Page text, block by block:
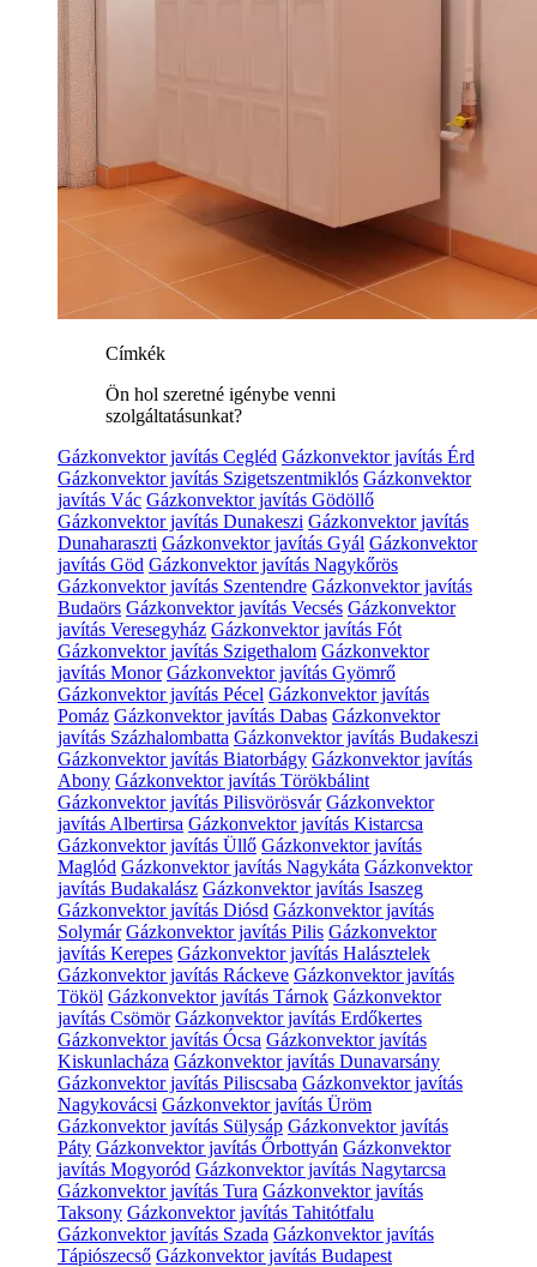
Címkék
Ön hol szeretné igénybe venni
szolgáltatásunkat?
Gázkonvektor javítás Cegléd Gázkonvektor javítás Érd
Gázkonvektor javítás Szigetszentmiklós Gázkonvektor
javítás Vác Gázkonvektor javítás Gödöllő
Gázkonvektor javítás Dunakeszi Gázkonvektor javítás
Dunaharaszti Gázkonvektor javítás Gyál Gázkonvektor
javítás Göd Gázkonvektor javítás Nagykőrös
Gázkonvektor javítás Szentendre Gázkonvektor javítás
Budaörs Gázkonvektor javítás Vecsés Gázkonvektor
javítás Veresegyház Gázkonvektor javítás Fót
Gázkonvektor javítás Szigethalom Gázkonvektor
javítás Monor Gázkonvektor javítás Gyömrő
Gázkonvektor javítás Pécel Gázkonvektor javítás
Pomáz Gázkonvektor javítás Dabas Gázkonvektor
javítás Százhalombatta Gázkonvektor javítás Budakeszi
Gázkonvektor javítás Biatorbágy Gázkonvektor javítás
Abony Gázkonvektor javítás Törökbálint
Gázkonvektor javítás Pilisvörösvár Gázkonvektor
javítás Albertirsa Gázkonvektor javítás Kistarcsa
Gázkonvektor javítás Üllő Gázkonvektor javítás
Maglód Gázkonvektor javítás Nagykáta Gázkonvektor
javítás Budakalász Gázkonvektor javítás Isaszeg
Gázkonvektor javítás Diósd Gázkonvektor javítás
Solymár Gázkonvektor javítás Pilis Gázkonvektor
javítás Kerepes Gázkonvektor javítás Halásztelek
Gázkonvektor javítás Ráckeve Gázkonvektor javítás
Tököl Gázkonvektor javítás Tárnok Gázkonvektor
javítás Csömör Gázkonvektor javítás Erdőkertes
Gázkonvektor javítás Ócsa Gázkonvektor javítás
Kiskunlacháza Gázkonvektor javítás Dunavarsány
Gázkonvektor javítás Piliscsaba Gázkonvektor javítás
Nagykovácsi Gázkonvektor javítás Üröm
Gázkonvektor javítás Sülysáp Gázkonvektor javítás
Páty Gázkonvektor javítás Őrbottyán Gázkonvektor
javítás Mogyoród Gázkonvektor javítás Nagytarcsa
Gázkonvektor javítás Tura Gázkonvektor javítás
Taksony Gázkonvektor javítás Tahitótfalu
Gázkonvektor javítás Szada Gázkonvektor javítás
Tápiószecső Gázkonvektor javítás Budapest